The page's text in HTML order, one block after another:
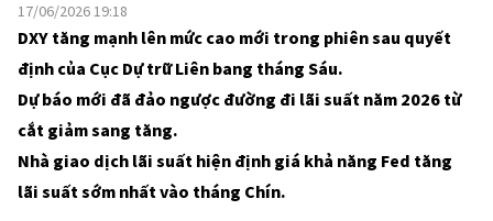
17/06/2026 19:18
DXY tăng mạnh lên mức cao mới trong phiên sau quyết
định của Cục Dự trữ Liên bang tháng Sáu.
Dự báo mới đã đảo ngược đường đi lãi suất năm 2026 từ
cắt giảm sang tăng.
Nhà giao dịch lãi suất hiện định giá khả năng Fed tăng
lãi suất sớm nhất vào tháng Chín.